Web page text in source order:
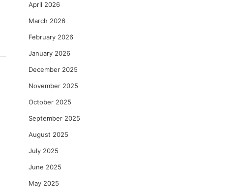
रे
को
April 2026
March 2026
February 2026
January 2026
December 2025
November 2025
October 2025
September 2025
August 2025
July 2025
June 2025
May 2025